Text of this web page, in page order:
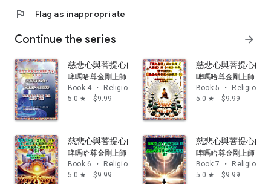
與因果」
、「四加行之重要性」、7集之「生與死的奧秘」、13
集之「
顯密實修課程」、22集之「藏密修持精華」：即7集「修
心篇」 及15集「死後世界篇」、8集的「事師50頌」 、多集的
「名相講解」例如「十二因緣與成佛的關係：眾生的來源」
、證
量與神通如何分、菩薩戒精華等等 ，還有其他種種的實修開
示。其中很多內容，均為前人所未能深入解釋的「精闢實修細
節」, 因而突顯了啤嗎哈尊金剛上師的高度實修水準及智慧。
除此之外，啤嗎哈尊
金剛上師亦具備卓越的領導才能及創新能
力，不斷進修新知識以協助弘法利生。諸如電腦知識、排版、
片剪接及製作、編寫資料庫程式、文書處理等，
金會」以推行「生死教育」,倡議籌辦「生命提昇醫院」, 將《西
藏度亡經》的救助與現實社會的需要及慈善事業互相結合，以利
益一切面對「
生關死劫」的所有人類，救助之法甚至可以遍及一
切眾生，無論他們是否有任何宗教的信仰。
flag Flag as inappropriate
Continue the series arrow_forward
慈悲心與菩提心的觀修(4): 掌握投生的重要因素．成
啤嗎哈尊金剛上師
Book 4
•
Religion & spirituality
5.0 star $9.99
慈悲心與菩提心的
啤嗎哈尊金剛上師
Book 5
•
Religion &
5.0 star $9.99
慈悲心與菩提心的觀修(6): 對比「心經、金剛經、大圓
啤嗎哈尊金剛上師
Book 6
•
Religion & spirituality
5.0 star $9.99
慈悲心與菩提心的
啤嗎哈尊金剛上師
Book 7
•
Religion &
5.0 star $9.99